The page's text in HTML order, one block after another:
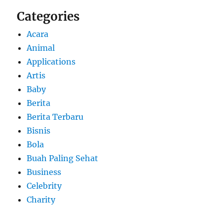
Categories
Acara
Animal
Applications
Artis
Baby
Berita
Berita Terbaru
Bisnis
Bola
Buah Paling Sehat
Business
Celebrity
Charity